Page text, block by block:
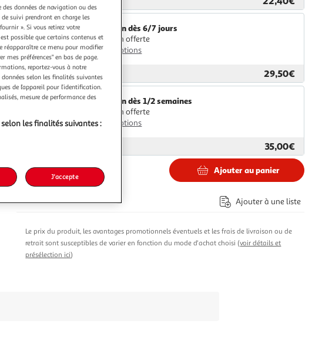
Livraison dès 6/7 jours
Livraison offerte
Plus d'options
Vendu par Jardideco 29,50€
Livraison dès 1/2 semaines
Livraison offerte
Plus d'options
35,00€
22,40€
Ajouter au panier
Ajouter à une liste
Le prix du produit, les avantages promotionnels éventuels et les frais de livraison ou de
retrait sont susceptibles de varier en fonction du mode d'achat choisi (voir détails et
présélection ici)
données de navigation ou des
suivi prendront en charge les
». Si vous retirez votre
possible que certains contenus et
réapparaître ce menu pour modifier
mes préférences" en bas de page.
reportez-vous à notre
selon les finalités suivantes
de l’appareil pour l’identification.
mesure de performance des
les finalités suivantes :
J'accepte